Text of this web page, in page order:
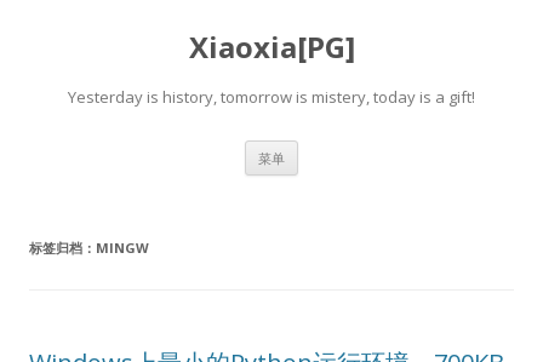
Xiaoxia[PG]
Yesterday is history, tomorrow is mistery, today is a gift!
菜单
标签归档： MINGW